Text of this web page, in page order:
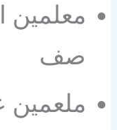
معلمين
صف
ملعمين